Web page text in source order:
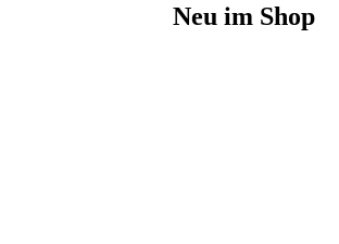
Neu im Shop